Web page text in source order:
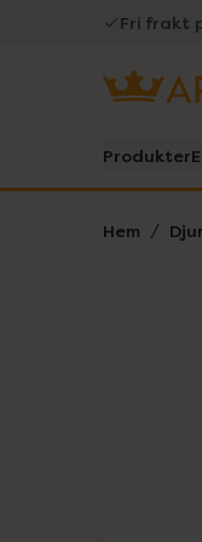
Fri frakt
Produkter
Hem